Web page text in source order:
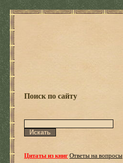
Поиск по сайту
Цитаты из книгОтветы на вопросы